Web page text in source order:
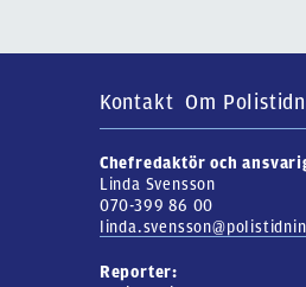
Kontakt Om
Chefredaktör och
Linda Svensson
070-399 86 00
Reporter: